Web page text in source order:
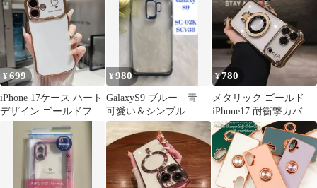
¥699
iPhone 17ケース ハート
デザイン ゴールドフレ
ーム 白色
¥980
GalaxyS9 ブルー 青
可愛い＆シンプル メ
タルフレームTPUケー
ス
¥780
メタリック ゴールド
iPhone17 耐衝撃カバー
スタンド付き ケース